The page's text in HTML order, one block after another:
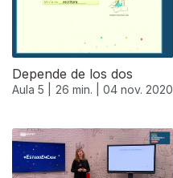
Depende de los dos
Aula 5 | 26 min. | 04 nov. 2020